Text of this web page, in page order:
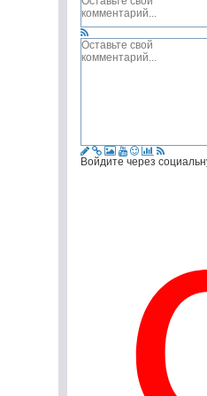
Войдите через